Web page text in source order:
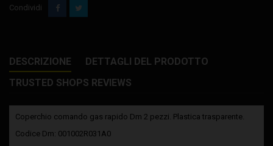
Condividi
DESCRIZIONE
DETTAGLI DEL PRODOTTO
TRUSTED SHOPS REVIEWS
Coperchio comando gas rapido Dm 2 pezzi. Plastica trasparente.
Codice Dm: 001002R031A0